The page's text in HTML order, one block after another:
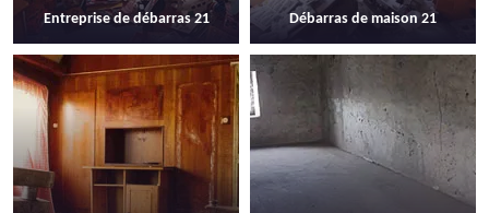
Entreprise de débarras 21 Débarras de maison 21